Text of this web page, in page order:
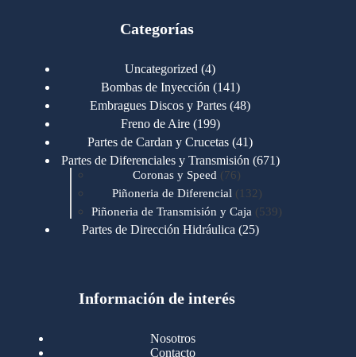
Categorías
Uncategorized 44
productos
Bombas de Inyección 141141
productos
Embragues Discos y Partes 4848
Freno de Aire 199199
productos
Partes de Cardan y Crucetas 4141
productos
Partes de Diferenciales y Transmisión 671671
Coronas y Speed 7676
productos
Piñoneria de Diferencial 132 132
productos
Piñoneria de Transmisión y Caja 539539
Partes de Dirección Hidráulica 2525
Motores Cummins 723
Cummins B/C 855
Información de interés
Nosotros
Contacto